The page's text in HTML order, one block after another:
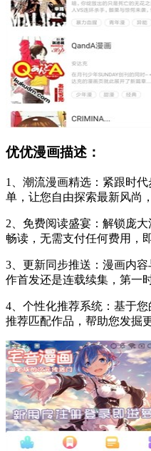
优优漫画描述：
1、潮流漫画精选：紧跟时
单，让您自由探索最新风尚
2、免费阅读盛宴：解锁庞
畅读，无需支付任何费用，
3、更新同步推送：漫画内
作首发还是连载续集，第一
4、个性化推荐系统：基于
推荐匹配作品，帮助您发掘